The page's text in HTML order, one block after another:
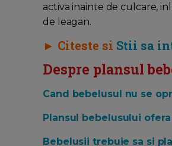
activa inainte de culcare,
de leagan.
► Citeste si Stii sa
Despre plansul
Cand bebelusul nu se
Plansul bebelusului
Bebelusii trebuie sa si